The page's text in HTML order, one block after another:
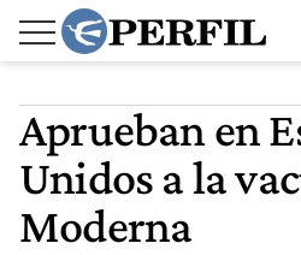
Aprueban en
Unidos a la
Moderna